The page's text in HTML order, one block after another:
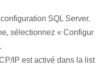
SQL Server.
sélectionnez « Configur
IP est activé dans la list